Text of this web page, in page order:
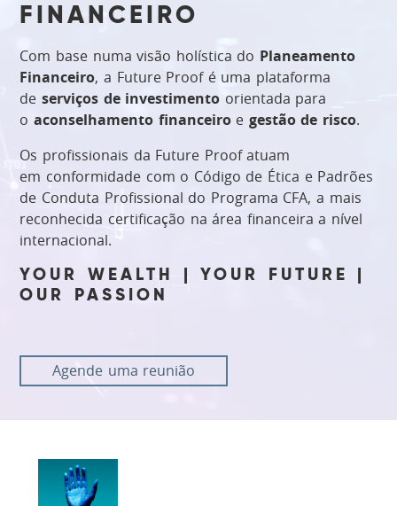
FUTURE
PROOF
WEALTH
ADVISORS
FINANCEIRO
Com base numa visão holística do Planeamento
Financeiro, a Future Proof é uma plataforma
de serviços de investimento orientada para
o aconselhamento financeiroe gestão de risco.
Os profissionais da Future Proof atuam
em conformidade com o Código de Ética e Padrões
de Conduta Profissional do Programa CFA, a mais
reconhecida certificação na área financeira a nível
internacional.
YOUR WEALTH | YOUR FUTURE |
OUR PASSION
Agende uma reunião